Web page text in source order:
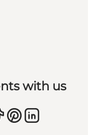
with us